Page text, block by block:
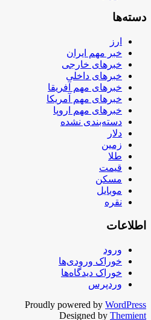
دسته‌ها
ارز
خبر مهم ایران
خبرهای خارجی
خبرهای داخلی
خبرهای مهم آفریقا
خبرهای مهم آمریکا
خبرهای مهم اروپا
دسته‌بندی نشده
دلار
زمین
طلا
قیمت
مسکن
موبایل
نقره
اطلاعات
ورود
خوراک ورودی‌ها
خوراک دیدگاه‌ها
وردپرس
Proudly powered by WordPress
Designed by Themient